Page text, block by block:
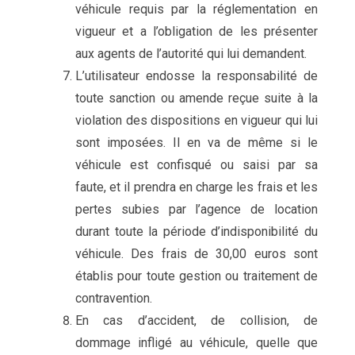
véhicule requis par la réglementation en
vigueur et a l’obligation de les présenter
aux agents de l’autorité qui lui demandent.
L’utilisateur endosse la responsabilité de
toute sanction ou amende reçue suite à la
violation des dispositions en vigueur qui lui
sont imposées. Il en va de même si le
véhicule est confisqué ou saisi par sa
faute, et il prendra en charge les frais et les
pertes subies par l’agence de location
durant toute la période d’indisponibilité du
véhicule. Des frais de 30,00 euros sont
établis pour toute gestion ou traitement de
contravention.
En cas d’accident, de collision, de
dommage infligé au véhicule, quelle que